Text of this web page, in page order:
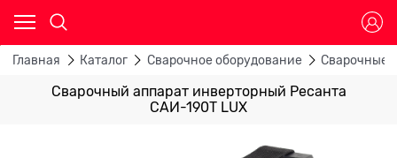
Главная Каталог Сварочное оборудование Сварочные
Сварочный аппарат инверторный Ресанта
САИ-190Т LUX